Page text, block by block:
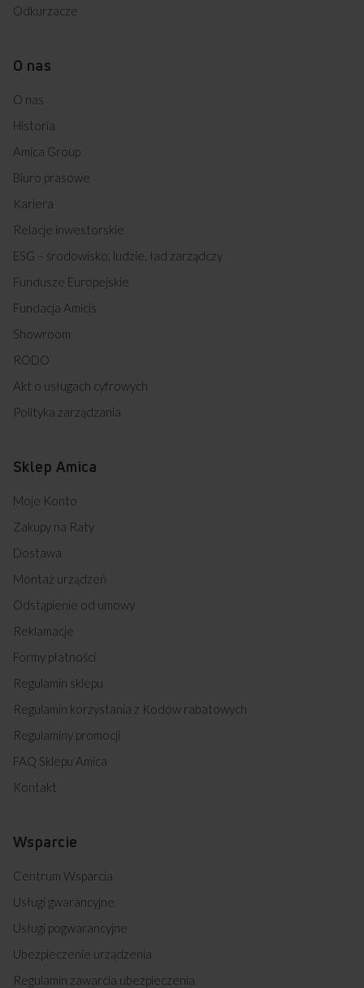
Odkurzacze
O nas
O nas
Historia
Amica Group
Biuro prasowe
Kariera
Relacje inwestorskie
ESG – środowisko, ludzie, ład zarządczy
Fundusze Europejskie
Fundacja Amicis
Showroom
RODO
Akt o usługach cyfrowych
Polityka zarządzania
Sklep Amica
Moje Konto
Zakupy na Raty
Dostawa
Montaż urządzeń
Odstąpienie od umowy
Reklamacje
Formy płatności
Regulamin sklepu
Regulamin korzystania z Kodów rabatowych
Regulaminy promocji
FAQ Sklepu Amica
Kontakt
Wsparcie
Centrum Wsparcia
Usługi gwarancyjne
Usługi pogwarancyjne
Ubezpieczenie urządzenia
Regulamin zawarcia ubezpieczenia